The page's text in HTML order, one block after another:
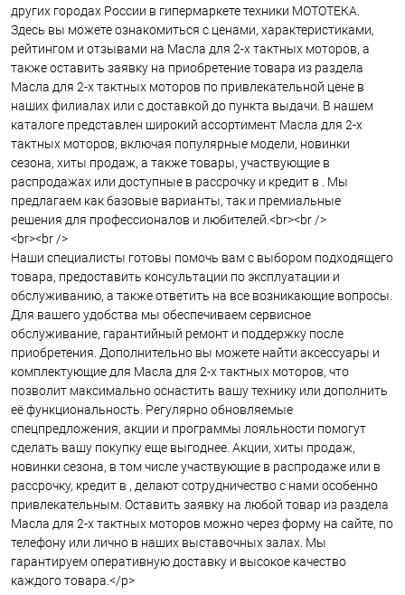
других городах России в гипермаркете техники МОТОТЕКА.
Здесь вы можете ознакомиться с ценами, характеристиками,
рейтингом и отзывами на Масла для 2-х тактных моторов, а
также оставить заявку на приобретение товара из раздела
Масла для 2-х тактных моторов по привлекательной цене в
наших филиалах или с доставкой до пункта выдачи. В нашем
каталоге представлен широкий ассортимент Масла для 2-х
тактных моторов, включая популярные модели, новинки
сезона, хиты продаж, а также товары, участвующие в
распродажах или доступные в рассрочку и кредит в . Мы
предлагаем как базовые варианты, так и премиальные
решения для профессионалов и любителей.<br><br />
<br><br />
Наши специалисты готовы помочь вам с выбором подходящего
товара, предоставить консультации по эксплуатации и
обслуживанию, а также ответить на все возникающие вопросы.
Для вашего удобства мы обеспечиваем сервисное
обслуживание, гарантийный ремонт и поддержку после
приобретения. Дополнительно вы можете найти аксессуары и
комплектующие для Масла для 2-х тактных моторов, что
позволит максимально оснастить вашу технику или дополнить
её функциональность. Регулярно обновляемые
спецпредложения, акции и программы лояльности помогут
сделать вашу покупку еще выгоднее. Акции, хиты продаж,
новинки сезона, в том числе участвующие в распродаже или в
рассрочку, кредит в , делают сотрудничество с нами особенно
привлекательным. Оставить заявку на любой товар из раздела
Масла для 2-х тактных моторов можно через форму на сайте, по
телефону или лично в наших выставочных залах. Мы
гарантируем оперативную доставку и высокое качество
каждого товара.</p>